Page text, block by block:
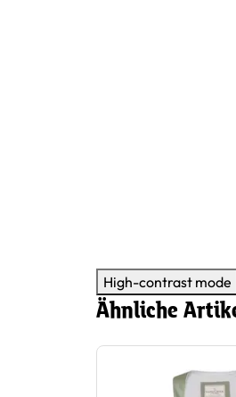
High-contrast mode
Ähnliche